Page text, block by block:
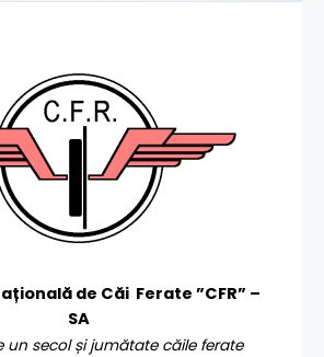
de Căi Ferate ”CFR” –
SA
un secol și jumătate căile ferate